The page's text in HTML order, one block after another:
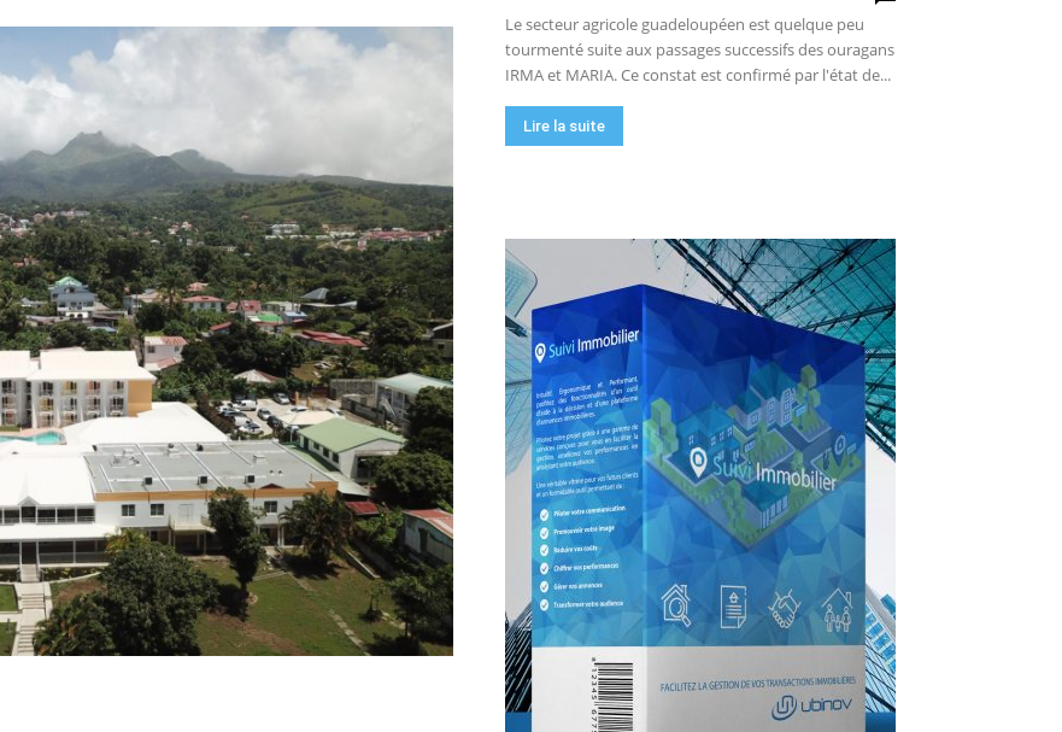
Le secteur agricole guadeloupéen est quelque peu
tourmenté suite aux passages successifs des ouragans
IRMA et MARIA. Ce constat est confirmé par l'état de...
Lire la suite